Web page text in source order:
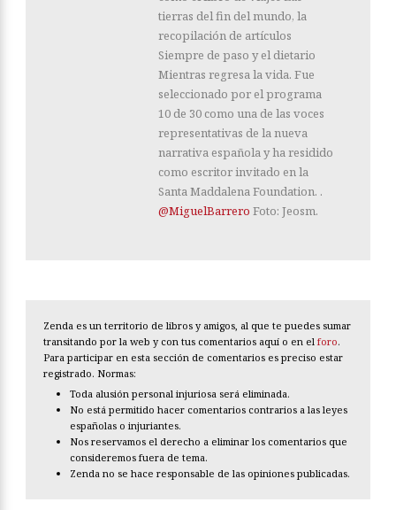
tierras del fin del mundo, la
recopilación de artículos
Siempre de paso y el dietario
Mientras regresa la vida. Fue
seleccionado por el programa
10 de 30 como una de las voces
representativas de la nueva
narrativa española y ha residido
como escritor invitado en la
Santa Maddalena Foundation. .
@MiguelBarrero Foto: Jeosm.
Zenda es un territorio de libros y amigos, al que te puedes sumar
transitando por la web y con tus comentarios aquí o en el foro.
Para participar en esta sección de comentarios es preciso estar
registrado. Normas:
Toda alusión personal injuriosa será eliminada.
No está permitido hacer comentarios contrarios a las leyes
españolas o injuriantes.
Nos reservamos el derecho a eliminar los comentarios que
consideremos fuera de tema.
Zenda no se hace responsable de las opiniones publicadas.